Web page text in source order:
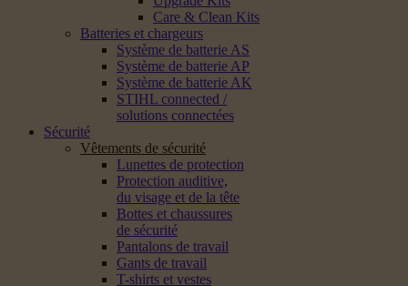
Care & Clean Kits
Batteries et chargeurs
Système de batterie AS
Système de batterie AP
Système de batterie AK
STIHL connected /
solutions connectées
Sécurité
Vêtements de sécurité
Lunettes de protection
Protection auditive,
du visage et de la tête
Bottes et chaussures
de sécurité
Pantalons de travail
Gants de travail
T-shirts et vestes